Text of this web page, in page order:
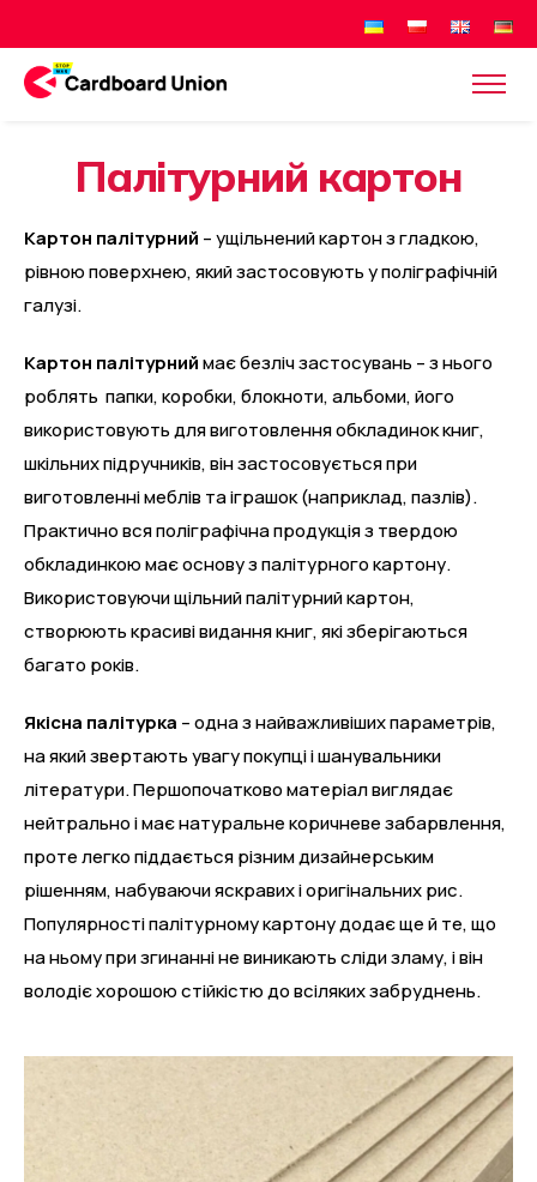
Палітурний картон
Картон палітурний – ущільнений картон з гладкою,
рівною поверхнею, який застосовують у поліграфічній
галузі.
Картон палітурниймає безліч застосувань – з нього
роблять папки, коробки, блокноти, альбоми, його
використовують для виготовлення обкладинок книг,
шкільних підручників, він застосовується при
виготовленні меблів та іграшок (наприклад, пазлів).
Практично вся поліграфічна продукція з твердою
обкладинкою має основу з палітурного картону.
Використовуючи щільний палітурний картон,
створюють красиві видання книг, які зберігаються
багато років.
Якісна палітурка – одна з найважливіших параметрів,
на який звертають увагу покупці і шанувальники
літератури. Першопочатково матеріал виглядає
нейтрально і має натуральне коричневе забарвлення,
проте легко піддається різним дизайнерським
рішенням, набуваючи яскравих і оригінальних рис.
Популярності палітурному картону додає ще й те, що
на ньому при згинанні не виникають сліди зламу, і він
володіє хорошою стійкістю до всіляких забруднень.